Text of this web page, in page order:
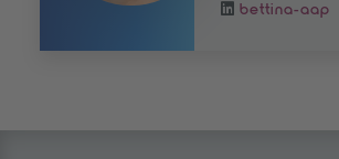
bettina-aap